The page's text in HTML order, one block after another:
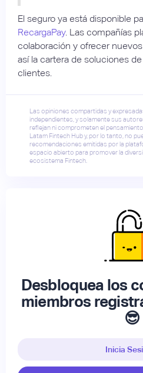
El seguro ya está disponible
RecargaPay. Las compañías
colaboración y ofrecer
así la cartera de soluciones
clientes.
Las opiniones compartidas y
independientes, y solamente sus
reflejan ni comprometen el
Latam Fintech Hub y, por lo tanto, no
recomendaciones emitidas por la
espacio abierto para promover la
ecosistema Fintech.
Desbloquea los
miembros
😎
Inicia